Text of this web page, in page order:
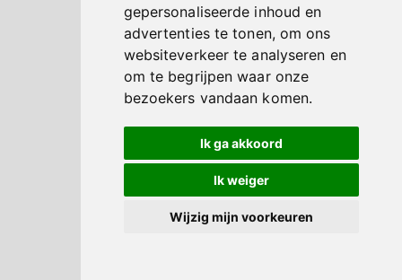
gepersonaliseerde inhoud en
advertenties te tonen, om ons
websiteverkeer te analyseren en
om te begrijpen waar onze
bezoekers vandaan komen.
Ik ga akkoord
Ik weiger
Wijzig mijn voorkeuren